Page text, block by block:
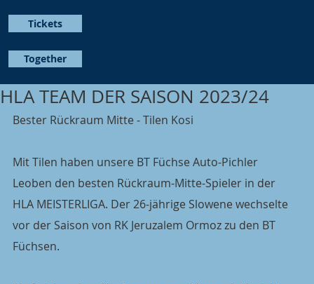
Together
Tickets
HLA TEAM DER SAISON 2023/24
Bester Rückraum Mitte - Tilen Kosi
Mit Tilen haben unsere BT Füchse Auto-Pichler
Leoben den besten Rückraum-Mitte-Spieler in der
HLA MEISTERLIGA. Der 26-jährige Slowene wechselte
vor der Saison von RK Jeruzalem Ormoz zu den BT
Füchsen.